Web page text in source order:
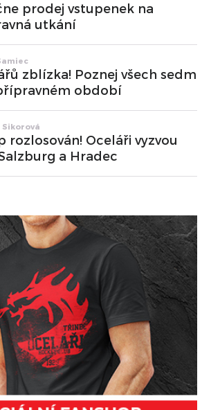
prodej vstupenek na
utkání
zblízka! Poznej všech sedm
období
Sikorová
rozlosován! Oceláři vyzvou
a Hradec